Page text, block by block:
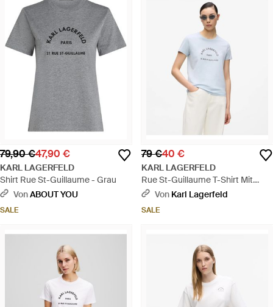
79,90 €47,90 €
KARL LAGERFELD
Shirt Rue St-Guillaume - Grau
VonABOUT YOU
SALE
79 €40 €
KARL LAGERFELD
Rue St-Guillaume T-Shirt Mit
Glitzer, Damen, Größe - Blau
Von Karl Lagerfeld
SALE